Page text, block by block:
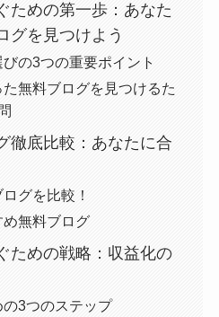
ための第一歩：あなた
グを見つけよう
の3つの重要ポイント
無料ブログを見つけるた
徹底比較：あなたに合
グを比較！
め無料ブログ
ための戦略：収益化の
3つのステップ